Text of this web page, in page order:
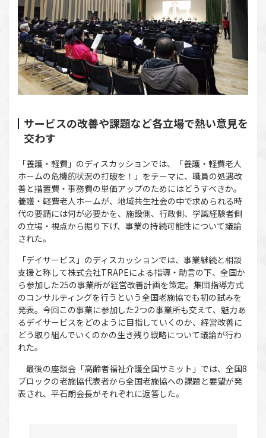
サービスの改善や課題など各立場で熱い意見を
交わす
「養護・軽費」のディスカッションでは、「養護・軽費老人
ホームの危機的状況の打破を！」をテーマに、職員の処遇改
善と措置費・事務費の単価アップのためにはどうすべきか。
養護・軽費老人ホームが、地域共生社会の中で求められる時
代の要請には何が必要かを、施設側、行政側、学識経験者側
の立場・視点から掘り下げ、事業の持続可能性について議論
された。
「デイサービス」のディスカッションでは、事業継続と相談
支援と称して株式会社TRAPEによる指導・助言の下、全国か
ら参加した25の事業所が経営改善計画を策定。集団指導方式
のコンサルティングを行うという全国老施協でも初の試みを
発表。今回この事業に参加した2つの事業所も交えて、魅力あ
るデイサービスをどのように目指していくのか、経営改善に
どう取り組んでいくのかの生き残り戦略について議論が行わ
れた。
最後の座談会「⾼齢者福祉介護全国サミット」では、全国8
ブロックの老施協代表者から全国老施協への課題と要望が発
表され、平石朗会長がそれぞれに返答した。